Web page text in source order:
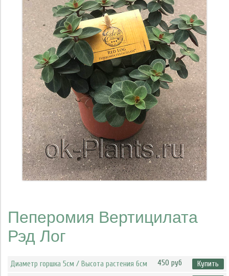
Пеперомия Вертицилата
Рэд Лог
Диаметр горшка 5см / Высота растения 6см 450 руб
Купить